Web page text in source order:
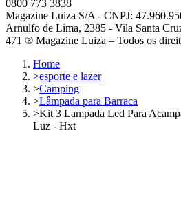
0800 773 3838
Magazine Luiza S/A - CNPJ:
Arnulfo de Lima, 2385 - Vila Santa
471 ® Magazine Luiza – Todos os
Home
>esporte e lazer
>Camping
>Lâmpada para Barraca
>Kit 3 Lampada Led Para
Luz - Hxt